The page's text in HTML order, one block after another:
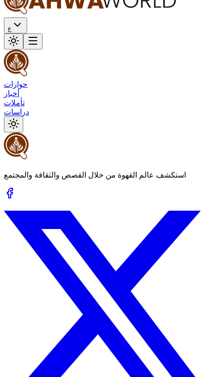
ع
حوارات
أخبار
تأملات
دراسات
استكشف عالم القهوة من خلال القصص والثقافة والمجتمع